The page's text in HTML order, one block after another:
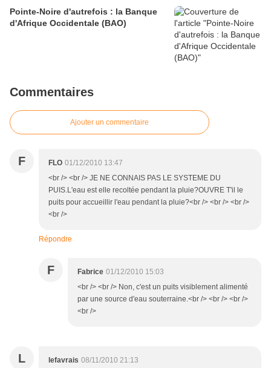
Pointe-Noire d'autrefois : la Banque
d'Afrique Occidentale (BAO)
Commentaires
Ajouter un commentaire
F FLO 01/12/2010 13:47
<br /> <br /> JE NE CONNAIS PAS LE SYSTEME DU
PUIS.L'eau est elle recoltée pendant la pluie?OUVRE T'il le
puits pour accueillir l'eau pendant la pluie?<br /> <br /> <br />
<br />
Répondre
F Fabrice 01/12/2010 15:03
<br /> <br /> Non, c'est un puits visiblement alimenté
par une source d'eau souterraine.<br /> <br /> <br />
<br />
L lefavrais 08/11/2010 21:13